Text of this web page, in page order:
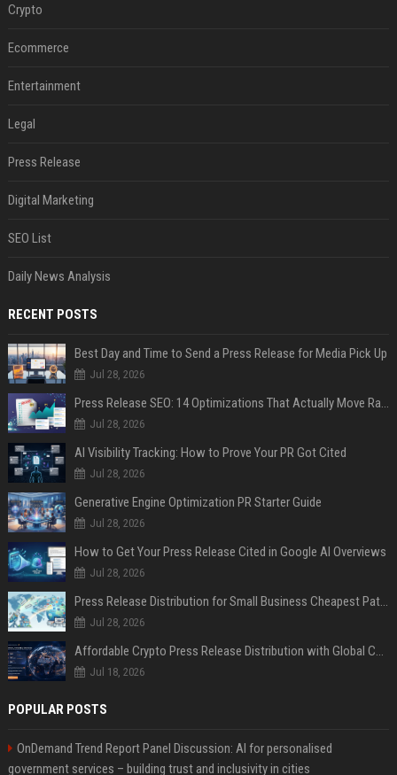
Crypto
Ecommerce
Entertainment
Legal
Press Release
Digital Marketing
SEO List
Daily News Analysis
RECENT POSTS
Best Day and Time to Send a Press Release for Media Pick Up
Jul 28, 2026
Press Release SEO: 14 Optimizations That Actually Move Rankings
Jul 28, 2026
AI Visibility Tracking: How to Prove Your PR Got Cited
Jul 28, 2026
Generative Engine Optimization PR Starter Guide
Jul 28, 2026
How to Get Your Press Release Cited in Google AI Overviews
Jul 28, 2026
Press Release Distribution for Small Business Cheapest Path to Real Coverage
Jul 28, 2026
Affordable Crypto Press Release Distribution with Global Coverage
Jul 18, 2026
POPULAR POSTS
OnDemand Trend Report Panel Discussion: AI for personalised
government services – building trust and inclusivity in cities